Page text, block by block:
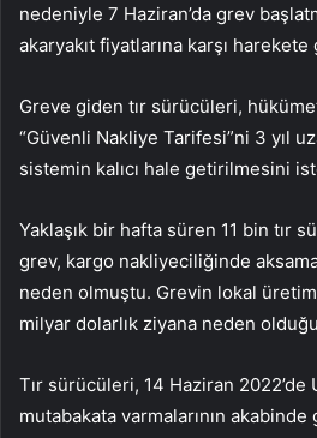
nedeniyle 7 Haziran’da grev
akaryakıt fiyatlarına karşı
Greve giden tır sürücüleri,
“Güvenli Nakliye Tarifesi”ni 3 yıl
sistemin kalıcı hale getirilmesini
Yaklaşık bir hafta süren 11 bin tır
grev, kargo nakliyeciliğinde
neden olmuştu. Grevin lokal
milyar dolarlık ziyana neden
Tır sürücüleri, 14 Haziran 2022’de
mutabakata varmalarının